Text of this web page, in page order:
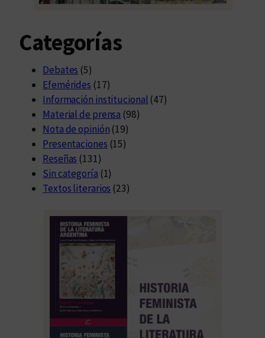
l
m
a
c
i
a
c
i
u
d
a
d
n
a
Categorías
Debates (5)
Efemérides (17)
Información institucional (47)
Material de prensa (98)
Nota de opinión (19)
Presentaciones (15)
Reseñas (131)
Sin categoría (1)
Textos literarios (23)